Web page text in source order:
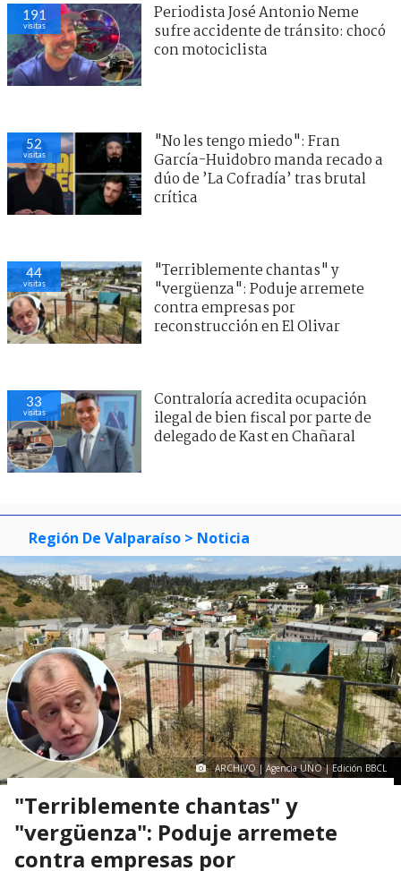
191
visitas
Periodista José Antonio Neme
sufre accidente de tránsito: chocó
con motociclista
52
visitas
"No les tengo miedo": Fran
García-Huidobro manda recado a
dúo de ’La Cofradía’ tras brutal
crítica
44
visitas
"Terriblemente chantas" y
"vergüenza": Poduje arremete
contra empresas por
reconstrucción en El Olivar
33
visitas
Contraloría acredita ocupación
ilegal de bien fiscal por parte de
delegado de Kast en Chañaral
Región De Valparaíso > Noticia
ARCHIVO | Agencia UNO | Edición BBCL
"Terriblemente chantas" y
"vergüenza": Poduje arremete
contra empresas por